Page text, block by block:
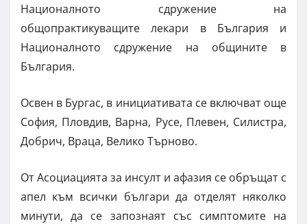
Националното сдружение на
общопрактикуващите лекари в България и
Националното сдружение на общините в
България.
Освен в Бургас, в инициативата се включват още
София, Пловдив, Варна, Русе, Плевен, Силистра,
Добрич, Враца, Велико Търново.
От Асоциацията за инсулт и афазия се обръщат с
апел към всички българи да отделят няколко
минути, да се запознаят със симптомите на